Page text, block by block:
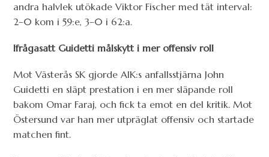
andra halvlek utökade Viktor Fischer med tät interval:
2–0 kom i 59:e, 3–0 i 62:a.
Ifrågasatt Guidetti målskytt i mer offensiv roll
Mot Västerås SK gjorde AIK:s anfallsstjärna John
Guidetti en släpt prestation i en mer släpande roll
bakom Omar Faraj, och fick ta emot en del kritik. Mot
Östersund var han mer utpräglat offensiv och startade
matchen fint.